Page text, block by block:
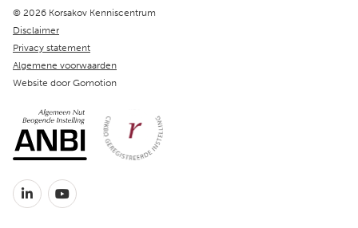
Copyright navigation
© 2026 Korsakov Kenniscentrum
Disclaimer
Privacy statement
Algemene voorwaarden
Website door Gomotion